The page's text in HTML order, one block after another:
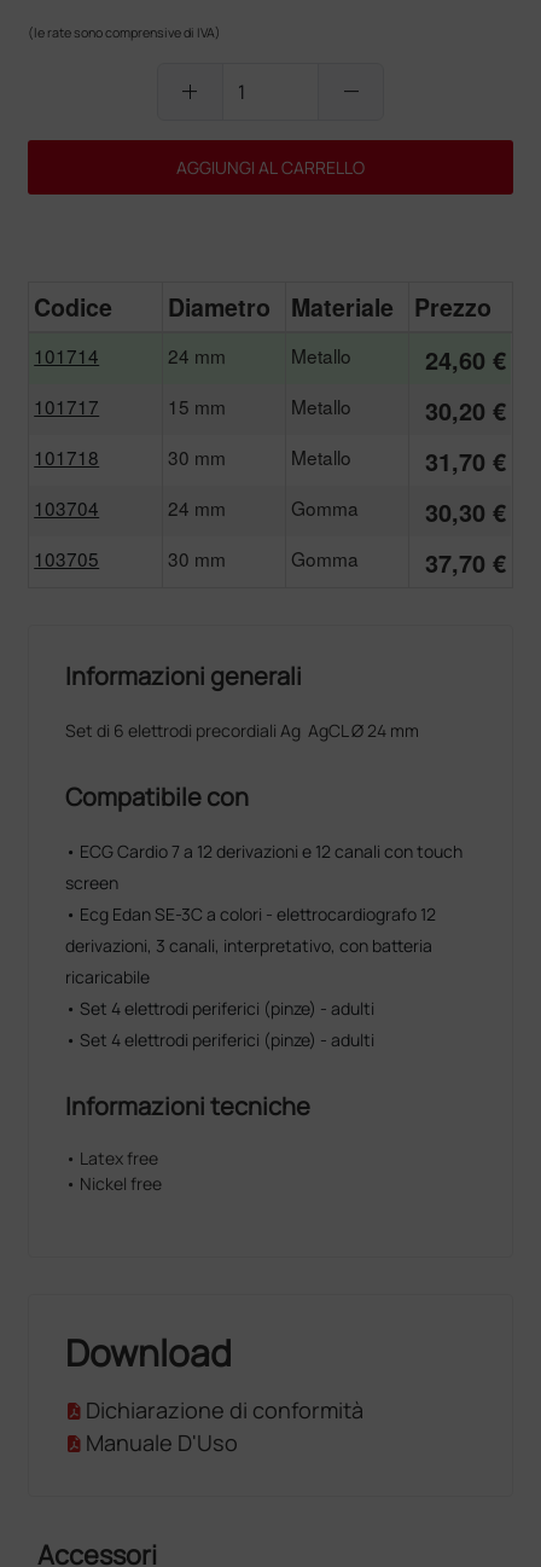
(le rate sono comprensive di IVA)
add remove
AGGIUNGI AL CARRELLO
Codice Diametro Materiale Prezzo
101714 24 mm Metallo 24,60 €
101717 15 mm Metallo 30,20 €
101718 30 mm Metallo 31,70 €
103704 24 mm Gomma 30,30 €
103705 30 mm Gomma 37,70 €
Informazioni generali
Set di 6 elettrodi precordiali Ag AgCL Ø 24 mm
Compatibile con
• ECG Cardio 7 a 12 derivazioni e 12 canali con touch
screen
• Ecg Edan SE-3C a colori - elettrocardiografo 12
derivazioni, 3 canali, interpretativo, con batteria
ricaricabile
• Set 4 elettrodi periferici (pinze) - adulti
• Set 4 elettrodi periferici (pinze) - adulti
Informazioni tecniche
• Latex free
• Nickel free
Download
Dichiarazione di conformità
Manuale D'Uso
Accessori